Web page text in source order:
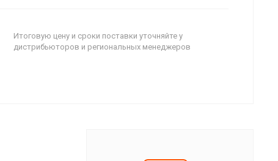
Итоговую цену и сроки поставки уточняйте у
дистрибьюторов и региональных менеджеров